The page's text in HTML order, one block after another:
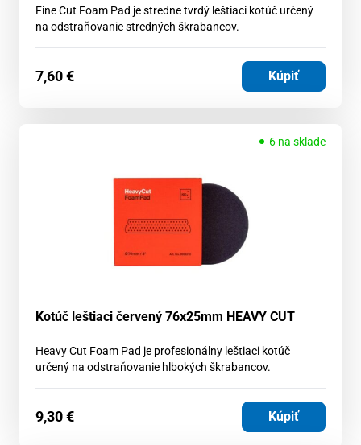
Fine Cut Foam Pad je stredne tvrdý leštiaci kotúč určený
na odstraňovanie stredných škrabancov.
7,60€ Kúpiť
6 na sklade
Kotúč leštiaci červený 76x25mm HEAVY CUT
Heavy Cut Foam Pad je profesionálny leštiaci kotúč
určený na odstraňovanie hlbokých škrabancov.
9,30€ Kúpiť